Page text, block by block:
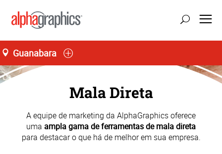
Guanabara
Mala Direta
A equipe de marketing da AlphaGraphics oferece
uma ampla gama de ferramentas de mala direta
para destacar o que há de melhor em sua empresa.